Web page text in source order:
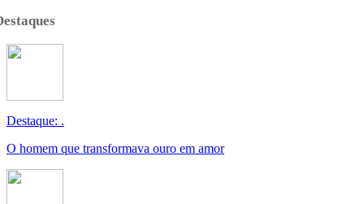
Destaque: .
O homem que transformava ouro em amor